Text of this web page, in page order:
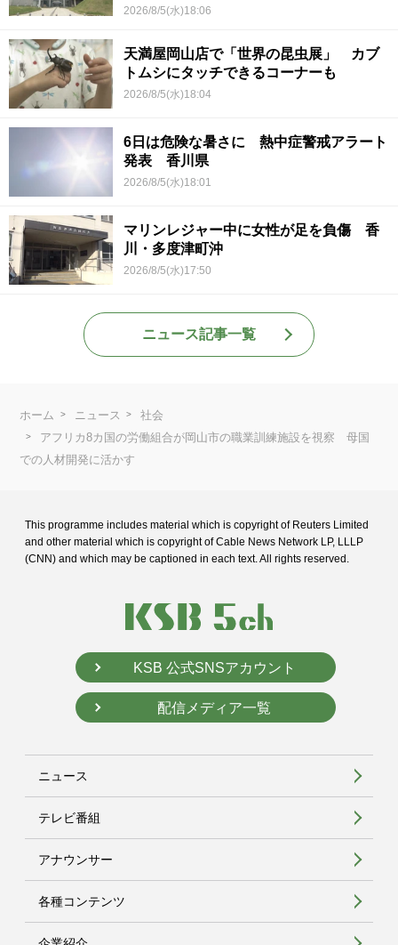
2026/8/5(水)18:06
天満屋岡山店で「世界の昆虫展」 カブ
トムシにタッチできるコーナーも
2026/8/5(水)18:04
6日は危険な暑さに 熱中症警戒アラート
発表 香川県
2026/8/5(水)18:01
マリンレジャー中に女性が足を負傷 香
川・多度津町沖
2026/8/5(水)17:50
ニュース記事一覧
ホーム ニュース
社会
アフリカ8カ国の労働組合が岡山市の職業訓練施設を視察 母国
での人材開発に活かす
This programme includes material which is copyright of Reuters Limited
and other material which is copyright of Cable News Network LP, LLLP
(CNN) and which may be captioned in each text. All rights reserved.
KSB 公式SNSアカウント
配信メディア一覧
ニュース
テレビ番組
アナウンサー
各種コンテンツ